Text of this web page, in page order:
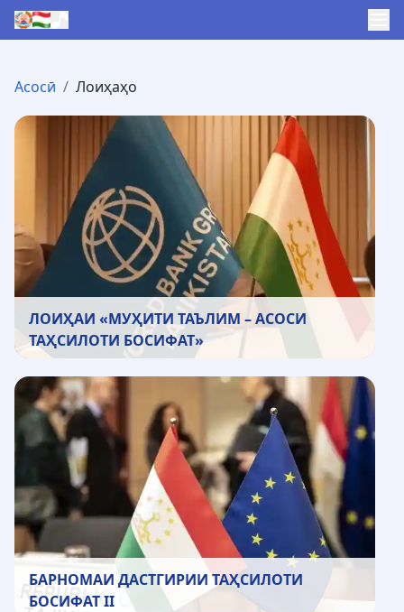
Асосӣ / Лоиҳаҳо
ЛОИҲАИ «МУҲИТИ ТАЪЛИМ – АСОСИ
ТАҲСИЛОТИ БОСИФАТ»
БАРНОМАИ ДАСТГИРИИ ТАҲСИЛОТИ
БОСИФАТ II